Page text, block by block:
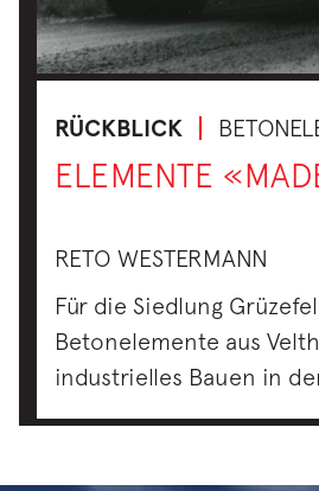
RÜCKBLICK
ELEMENTE
RETO WESTERMANN
Für die Siedlung
Betonelemente aus
industrielles Bauen in